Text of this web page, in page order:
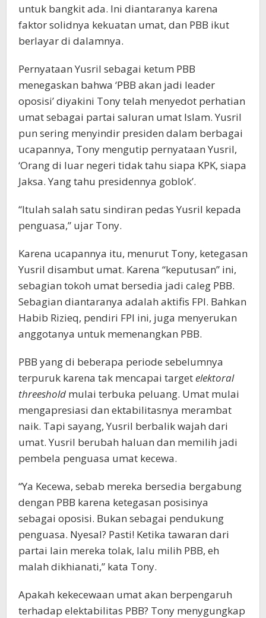
untuk bangkit ada. Ini diantaranya karena
faktor solidnya kekuatan umat, dan PBB ikut
berlayar di dalamnya.
Pernyataan Yusril sebagai ketum PBB
menegaskan bahwa ‘PBB akan jadi leader
oposisi’ diyakini Tony telah menyedot perhatian
umat sebagai partai saluran umat Islam. Yusril
pun sering menyindir presiden dalam berbagai
ucapannya, Tony mengutip pernyataan Yusril,
‘Orang di luar negeri tidak tahu siapa KPK, siapa
Jaksa. Yang tahu presidennya goblok’.
“Itulah salah satu sindiran pedas Yusril kepada
penguasa,” ujar Tony.
Karena ucapannya itu, menurut Tony, ketegasan
Yusril disambut umat. Karena “keputusan” ini,
sebagian tokoh umat bersedia jadi caleg PBB.
Sebagian diantaranya adalah aktifis FPI. Bahkan
Habib Rizieq, pendiri FPI ini, juga menyerukan
anggotanya untuk memenangkan PBB.
PBB yang di beberapa periode sebelumnya
terpuruk karena tak mencapai targetelektoral
threeshold mulai terbuka peluang. Umat mulai
mengapresiasi dan ektabilitasnya merambat
naik. Tapi sayang, Yusril berbalik wajah dari
umat. Yusril berubah haluan dan memilih jadi
pembela penguasa umat kecewa.
“Ya Kecewa, sebab mereka bersedia bergabung
dengan PBB karena ketegasan posisinya
sebagai oposisi. Bukan sebagai pendukung
penguasa. Nyesal? Pasti! Ketika tawaran dari
partai lain mereka tolak, lalu milih PBB, eh
malah dikhianati,” kata Tony.
Apakah kekecewaan umat akan berpengaruh
terhadap elektabilitas PBB? Tony menygungkap